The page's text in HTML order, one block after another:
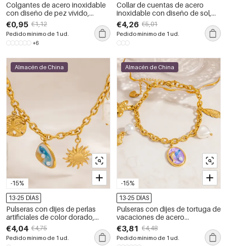
Colgantes de acero inoxidable
con diseño de pez vívido,
resistentes al agua y color
dorado para mujer
€0,95 €1,12
Pedido mínimo de 1 ud.
+6
Collar de cuentas de acero
inoxidable con diseño de sol,
resistente al agua, color dorado
y piedra natural para mujer.
€4,26 €5,01
Pedido mínimo de 1 ud.
-15%
Almacén de China
13-25 DÍAS
Pulseras con dijes de perlas
artificiales de color dorado,
resistentes al agua y de acero
inoxidable con concha sencilla
para mujer
€4,04 €4,75
Pedido mínimo de 1 ud.
-15%
Almacén de China
13-25 DÍAS
Pulseras con dijes de tortuga de
vacaciones de acero
inoxidable, resistentes al agua,
color dorado y perlas artificiales
para mujer.
€3,81 €4,48
Pedido mínimo de 1 ud.